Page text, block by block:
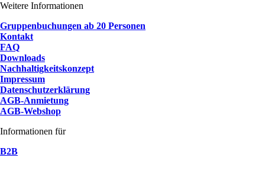
Weitere Informationen
Gruppenbuchungen ab 20 Personen
Kontakt
FAQ
Downloads
Nachhaltigkeitskonzept
Impressum
Datenschutzerklärung
AGB-Anmietung
AGB-Webshop
Informationen für
B2B